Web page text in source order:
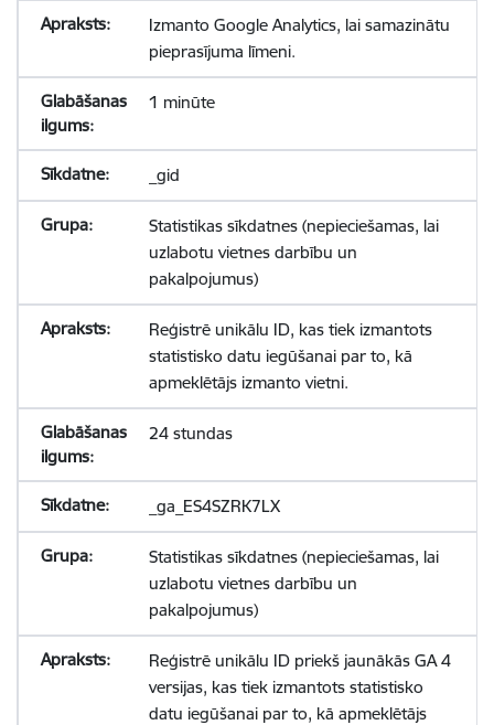
Izmanto Google Analytics, lai samazinātu
pieprasījuma līmeni.
1 minūte
_gid
Statistikas sīkdatnes (nepieciešamas, lai
uzlabotu vietnes darbību un
pakalpojumus)
Reģistrē unikālu ID, kas tiek izmantots
statistisko datu iegūšanai par to, kā
apmeklētājs izmanto vietni.
24 stundas
_ga_ES4SZRK7LX
Statistikas sīkdatnes (nepieciešamas, lai
uzlabotu vietnes darbību un
pakalpojumus)
Reģistrē unikālu ID priekš jaunākās GA 4
versijas, kas tiek izmantots statistisko
datu iegūšanai par to, kā apmeklētājs